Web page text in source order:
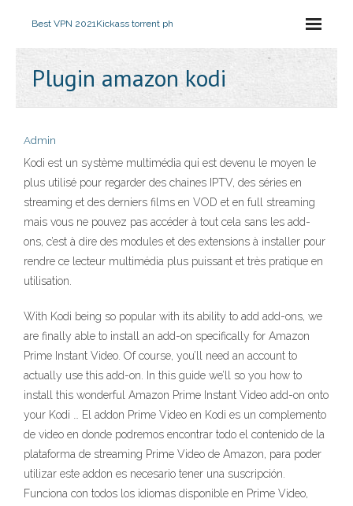
Best VPN 2021Kickass torrent ph
Plugin amazon kodi
Admin
Kodi est un système multimédia qui est devenu le moyen le
plus utilisé pour regarder des chaines IPTV, des séries en
streaming et des derniers films en VOD et en full streaming
mais vous ne pouvez pas accéder à tout cela sans les add-
ons, c’est à dire des modules et des extensions à installer pour
rendre ce lecteur multimédia plus puissant et très pratique en
utilisation.
With Kodi being so popular with its ability to add add-ons, we
are finally able to install an add-on specifically for Amazon
Prime Instant Video. Of course, you’ll need an account to
actually use this add-on. In this guide we’ll so you how to
install this wonderful Amazon Prime Instant Video add-on onto
your Kodi … El addon Prime Video en Kodi es un complemento
de video en donde podremos encontrar todo el contenido de la
plataforma de streaming Prime Video de Amazon, para poder
utilizar este addon es necesario tener una suscripción.
Funciona con todos los idiomas disponible en Prime Video,